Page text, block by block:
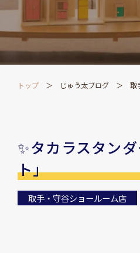
トップ じゅう太ブログ 取
✨タカラスタン
ト」
取手・守谷ショールーム店